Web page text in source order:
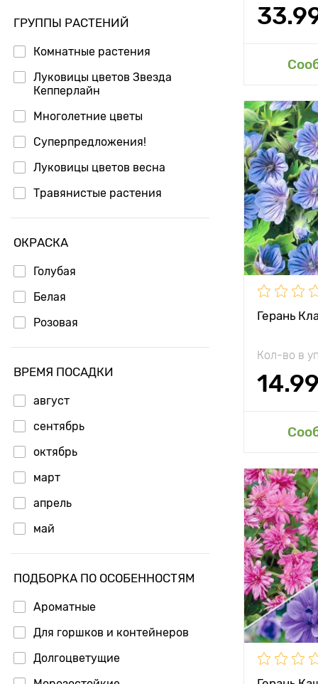
ГРУППЫ РАСТЕНИЙ
Комнатные растения
Луковицы цветов Звезда
Кепперлайн
Многолетние цветы
Суперпредложения!
Луковицы цветов весна
Травянистые растения
ОКРАСКА
Голубая
Белая
Розовая
ВРЕМЯ ПОСАДКИ
август
сентябрь
октябрь
март
апрель
май
ПОДБОРКА ПО ОСОБЕННОСТЯМ
Ароматные
Для горшков и контейнеров
Долгоцветущие
Герань
Кол-во в
14.99
Высота
Растояние
растениями
Высота
Растояние
растениями